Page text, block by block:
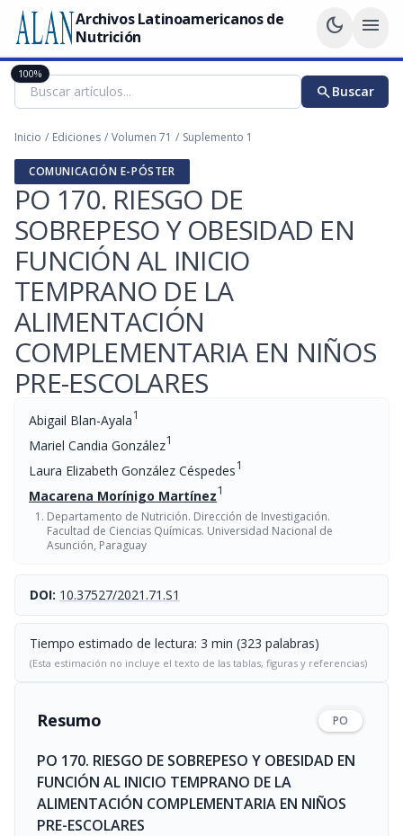
Archivos Latinoamericanos de
Nutrición
dark_mode menu
searchBuscar
Inicio / Ediciones / Volumen 71 / Suplemento 1
COMUNICACIÓN E-PÓSTER
PO 170. RIESGO DE
SOBREPESO Y OBESIDAD EN
FUNCIÓN AL INICIO
TEMPRANO DE LA
ALIMENTACIÓN
COMPLEMENTARIA EN NIÑOS
PRE-ESCOLARES
Abigail Blan-Ayala1
Mariel Candia González1
Laura Elizabeth González Céspedes1
Macarena Morínigo Martínez1
Departamento de Nutrición. Dirección de Investigación.
Facultad de Ciencias Químicas. Universidad Nacional de
Asunción, Paraguay
DOI: 10.37527/2021.71.S1
Tiempo estimado de lectura: 3 min (323 palabras)
(Esta estimación no incluye el texto de las tablas, figuras y referencias)
Resumo PO
PO 170. RIESGO DE SOBREPESO Y OBESIDAD EN
FUNCIÓN AL INICIO TEMPRANO DE LA
ALIMENTACIÓN COMPLEMENTARIA EN NIÑOS
PRE-ESCOLARES
100%